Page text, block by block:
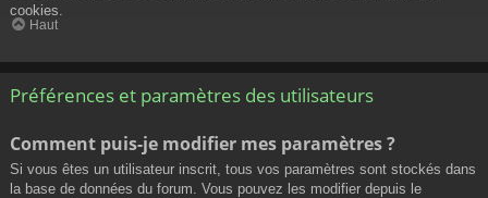
cookies.
Haut
Préférences et paramètres des utilisateurs
Comment puis-je modifier mes paramètres ?
Si vous êtes un utilisateur inscrit, tous vos paramètres sont stockés dans
la base de données du forum. Vous pouvez les modifier depuis le